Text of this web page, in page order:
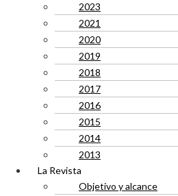
2023
2021
2020
2019
2018
2017
2016
2015
2014
2013
La Revista
Objetivo y alcance